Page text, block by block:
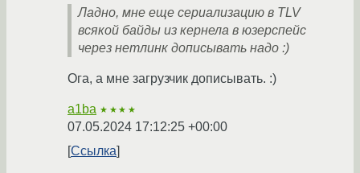
Ладно, мне еще сериализацию в TLV
всякой байды из кернела в юзерспейс
через нетлинк дописывать надо :)
Ога, а мне загрузчик дописывать. :)
a1ba ★★★★
07.05.2024 17:12:25 +00:00
Ссылка